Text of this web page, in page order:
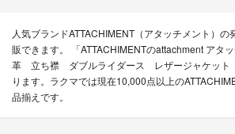
人気ブランドATTACHIMENT（アタッチメント）
販できます。 「ATTACHIMENTのattachment ア
革 立ち襟 ダブルライダース レザージャケット 1
ります。ラクマでは現在10,000点以上の
品揃えです。